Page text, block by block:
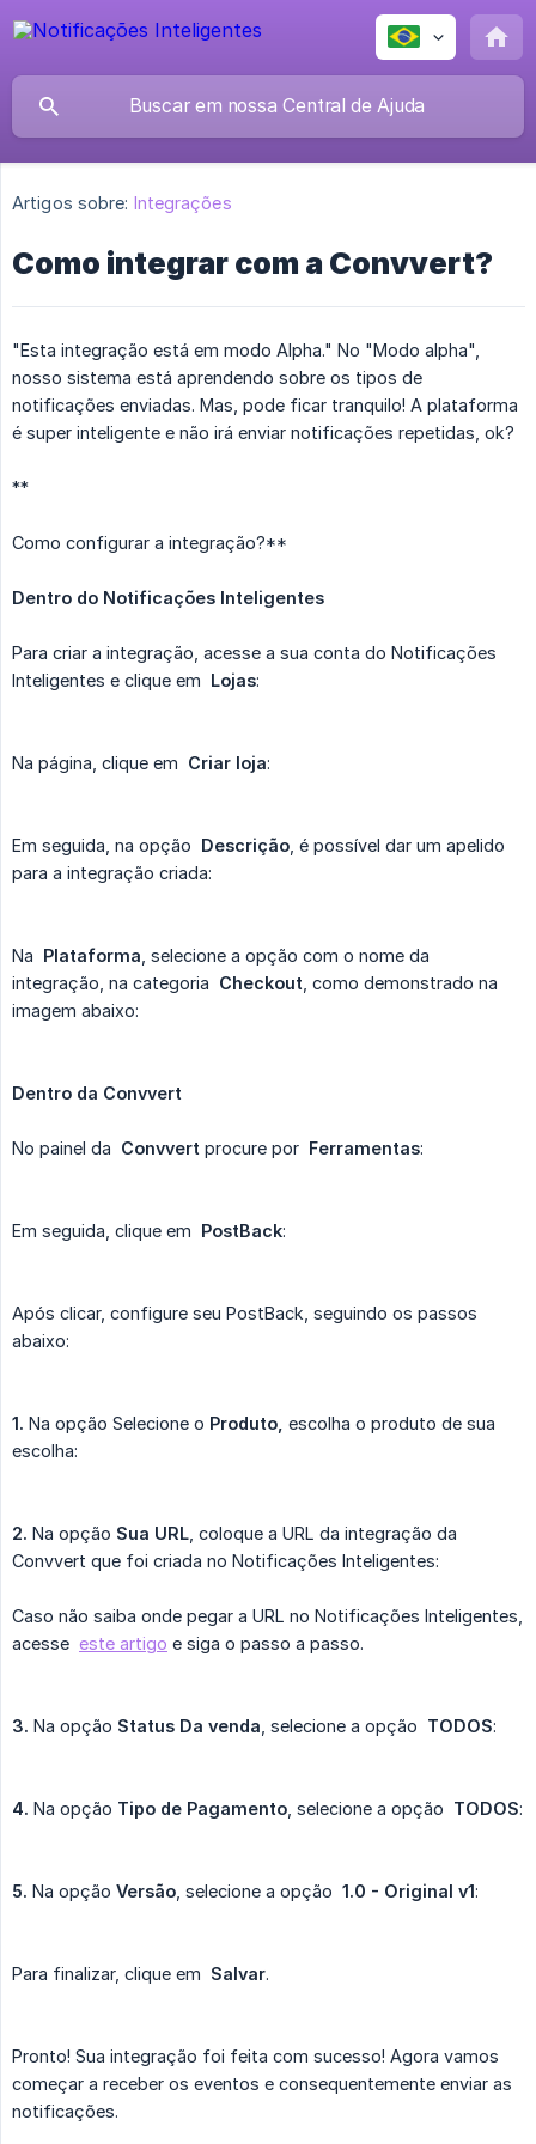
Artigos sobre: Integrações
Como integrar com a Convvert?
"Esta integração está em modo Alpha." No "Modo alpha",
nosso sistema está aprendendo sobre os tipos de
notificações enviadas. Mas, pode ficar tranquilo! A plataforma
é super inteligente e não irá enviar notificações repetidas, ok?
**
Como configurar a integração?**
Dentro do Notificações Inteligentes
Para criar a integração, acesse a sua conta do Notificações
Inteligentes e clique em Lojas:
Na página, clique em Criar loja:
Em seguida, na opção Descrição , é possível dar um apelido
para a integração criada:
Na Plataforma , selecione a opção com o nome da
integração, na categoria Checkout , como demonstrado na
imagem abaixo:
Dentro da Convvert
No painel da Convvert procure por Ferramentas:
Em seguida, clique em PostBack:
Após clicar, configure seu PostBack, seguindo os passos
abaixo:
1. Na opção Selecione o Produto, escolha o produto de sua
escolha:
2. Na opção Sua URL , coloque a URL da integração da
Convvert que foi criada no Notificações Inteligentes:
Caso não saiba onde pegar a URL no Notificações Inteligentes,
acesse este artigo e siga o passo a passo.
3. Na opção Status Da venda , selecione a opção TODOS:
4. Na opção Tipo de Pagamento , selecione a opção TODOS:
5. Na opção Versão , selecione a opção 1.0 - Original v1:
Para finalizar, clique em Salvar.
Pronto! Sua integração foi feita com sucesso! Agora vamos
começar a receber os eventos e consequentemente enviar as
notificações.